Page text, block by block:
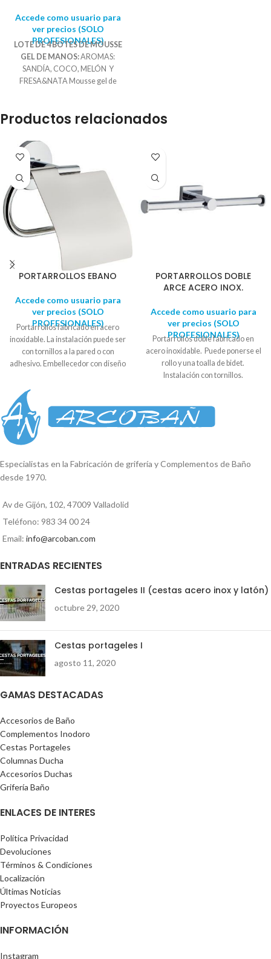
Accede como usuario para
ver precios (SOLO
PROFESIONALES)
LOTE DE 4 BOTES DE MOUSSE
GEL DE MANOS:AROMAS:
SANDÍA, COCO, MELÓN Y
FRESA&NATA Mousse gel de
más que un gel convencional, ya
incorporado utiliza solamente el gel
que necesitas, gracias a su sistema
MOUSSE. Bote de 250ml
Productos relacionados
PORTARROLLOS EBANO
Accede como usuario para
ver precios (SOLO
PROFESIONALES)
Portarrollos fabricado en acero
inoxidable. La instalación puede ser
con tornillos a la pared o con
adhesivo. Embellecedor con diseño
expositora. Diámetro soporte: 5,5
PORTARROLLOS DOBLE
ARCE ACERO INOX.
Accede como usuario para
ver precios (SOLO
PROFESIONALES)
Portarrollos doble fabricado en
acero inoxidable. Puede ponerse el
rollo y una toalla de bidet.
Instalación con tornillos.
expositora. Medida embellecedor:
5cm x 5cm Largo: 28,5cm
Especialistas en la Fabricación de grifería y Complementos de Baño
desde 1970.
Av de Gijón, 102, 47009 Valladolid
Teléfono: 983 34 00 24
Email: info@arcoban.com
ENTRADAS RECIENTES
Cestas portageles II (cestas acero inox y latón)
octubre 29, 2020
Cestas portageles I
agosto 11, 2020
GAMAS DESTACADAS
Accesorios de Baño
Complementos Inodoro
Cestas Portageles
Columnas Ducha
Accesorios Duchas
Grifería Baño
ENLACES DE INTERES
Política Privacidad
Devoluciones
Términos & Condiciones
Localización
Últimas Noticias
Proyectos Europeos
INFORMACIÓN
Instagram